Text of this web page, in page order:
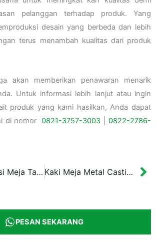
pelanggan terhadap produk. Yang
desain yang berbeda dan lebih
terus menambah kualitas dari produk
akan memberikan penawaran menarik
Untuk informasi lebih lanjut atau ingin
produk yang kami hasilkan, Anda dapat
di nomor0821-3757-3003 |0822-2786-
Satu Set Kursi Meja Taman Romawi Kaki Meja Metal Casting Tapak 4 Type 2
PESAN SEKARANG